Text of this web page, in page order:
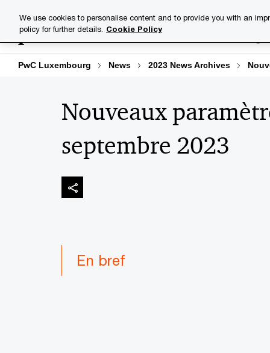
content
footer
Industries
PwC Luxembourg News 2023 News Archives
Nouveaux
septembre 2023
En bref
We use cookies to personalise content and to provide you with an
policy for further details. Cookie Policy